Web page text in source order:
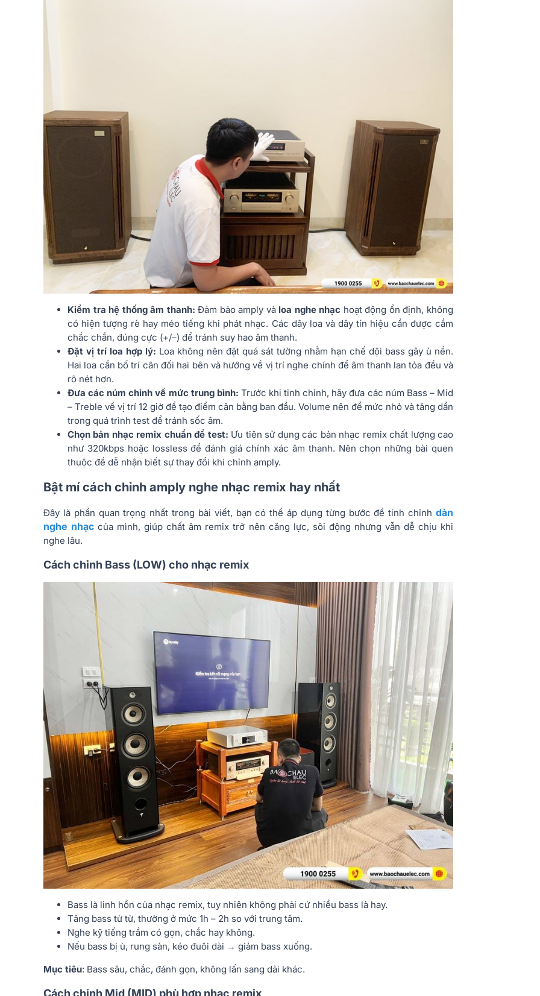
Kiểm tra hệ thống âm thanh:Đảm bảo amply và loa nghe nhạc hoạt động ổn định, không
có hiện tượng rè hay méo tiếng khi phát nhạc. Các dây loa và dây tín hiệu cần được cắm
chắc chắn, đúng cực (+/–) để tránh suy hao âm thanh.
Đặt vị trí loa hợp lý: Loa không nên đặt quá sát tường nhằm hạn chế dội bass gây ù nền.
Hai loa cần bố trí cân đối hai bên và hướng về vị trí nghe chính để âm thanh lan tỏa đều và
rõ nét hơn.
Đưa các núm chỉnh về mức trung bình: Trước khi tinh chỉnh, hãy đưa các núm Bass – Mid
– Treble về vị trí 12 giờ để tạo điểm cân bằng ban đầu. Volume nên để mức nhỏ và tăng dần
trong quá trình test để tránh sốc âm.
Chọn bản nhạc remix chuẩn để test: Ưu tiên sử dụng các bản nhạc remix chất lượng cao
như 320kbps hoặc lossless để đánh giá chính xác âm thanh. Nên chọn những bài quen
thuộc để dễ nhận biết sự thay đổi khi chỉnh amply.
Bật mí cách chỉnh amply nghe nhạc remix hay nhất
Đây là phần quan trọng nhất trong bài viết, bạn có thể áp dụng từng bước để tinh chỉnh dàn
nghe nhạc của mình, giúp chất âm remix trở nên căng lực, sôi động nhưng vẫn dễ chịu khi
nghe lâu.
Cách chỉnh Bass (LOW) cho nhạc remix
Bass là linh hồn của nhạc remix, tuy nhiên không phải cứ nhiều bass là hay.
Tăng bass từ từ, thường ở mức 1h – 2h so với trung tâm.
Nghe kỹ tiếng trầm có gọn, chắc hay không.
Nếu bass bị ù, rung sàn, kéo đuôi dài → giảm bass xuống.
Mục tiêu: Bass sâu, chắc, đánh gọn, không lấn sang dải khác.